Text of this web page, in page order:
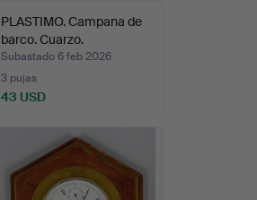
PLASTIMO. Campana de
barco. Cuarzo.
Subastado 6 feb 2026
3 pujas
43 USD